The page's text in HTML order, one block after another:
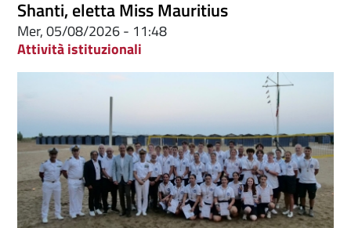
Shanti, eletta Miss Mauritius
Mer, 05/08/2026 - 11:48
Attività istituzionali